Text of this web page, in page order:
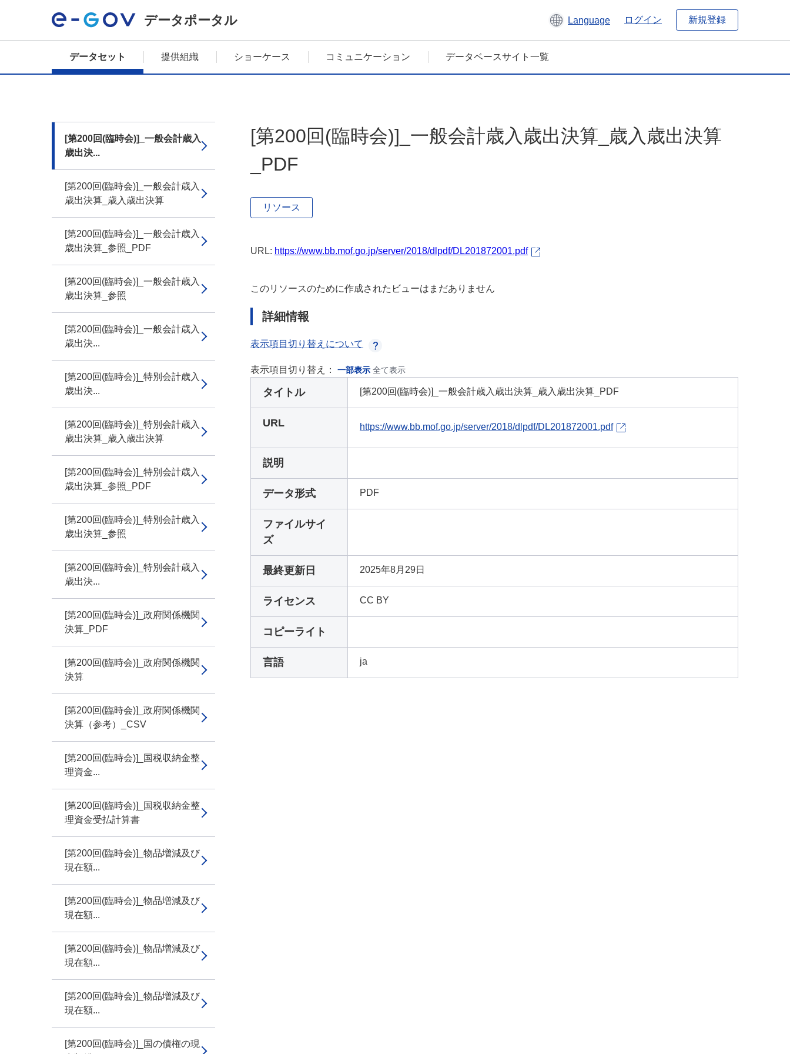
データポータル Language ログイン 新規登録
データセット 提供組織 ショーケース コミュニケーション データベースサイト一覧
[第200回(臨時会)]_一般会計歳入
歳出決...
[第200回(臨時会)]_一般会計歳入
歳出決算_歳入歳出決算
[第200回(臨時会)]_一般会計歳入
歳出決算_参照_PDF
[第200回(臨時会)]_一般会計歳入
歳出決算_参照
[第200回(臨時会)]_一般会計歳入
歳出決...
[第200回(臨時会)]_特別会計歳入
歳出決...
[第200回(臨時会)]_特別会計歳入
歳出決算_歳入歳出決算
[第200回(臨時会)]_特別会計歳入
歳出決算_参照_PDF
[第200回(臨時会)]_特別会計歳入
歳出決算_参照
[第200回(臨時会)]_特別会計歳入
歳出決...
[第200回(臨時会)]_政府関係機関
決算_PDF
[第200回(臨時会)]_政府関係機関
決算
[第200回(臨時会)]_政府関係機関
決算（参考）_CSV
[第200回(臨時会)]_国税収納金整
理資金...
[第200回(臨時会)]_国税収納金整
理資金受払計算書
[第200回(臨時会)]_物品増減及び
現在額...
[第200回(臨時会)]_物品増減及び
現在額...
[第200回(臨時会)]_物品増減及び
現在額...
[第200回(臨時会)]_物品増減及び
現在額...
[第200回(臨時会)]_国の債権の現
[第200回(臨時会)]_一般会計歳入歳出決算_歳入歳出決算
_PDF
リソース
URL: https://www.bb.mof.go.jp/server/2018/dlpdf/DL201872001.pdf
このリソースのために作成されたビューはまだありません
詳細情報
表示項目切り替えについて
表示項目切り替え： 一部表示 全て表示
タイトル [第200回(臨時会)]_一般会計歳入歳出決算_歳入歳出決算_PDF
URL https://www.bb.mof.go.jp/server/2018/dlpdf/DL201872001.pdf
説明
データ形式 PDF
ファイルサイ
ズ
最終更新日 2025年8月29日
ライセンス CC BY
コピーライト
言語 ja